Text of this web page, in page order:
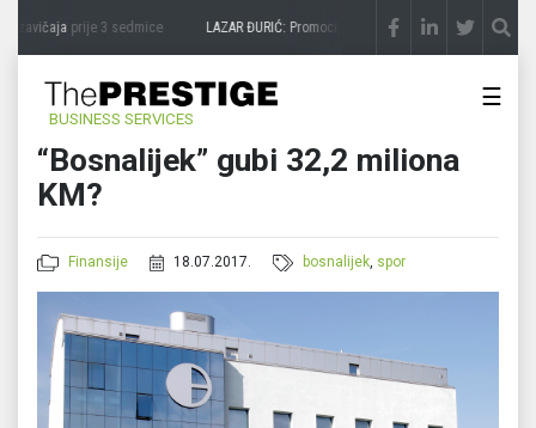
zavičajaprije 3 sedmice LAZAR ĐURIĆ: Promocija potencijal pretvara u destinaciju
BUSINESS SERVICES
☰
“Bosnalijek” gubi 32,2 miliona
KM?
Finansije 18.07.2017. bosnalijek, spor